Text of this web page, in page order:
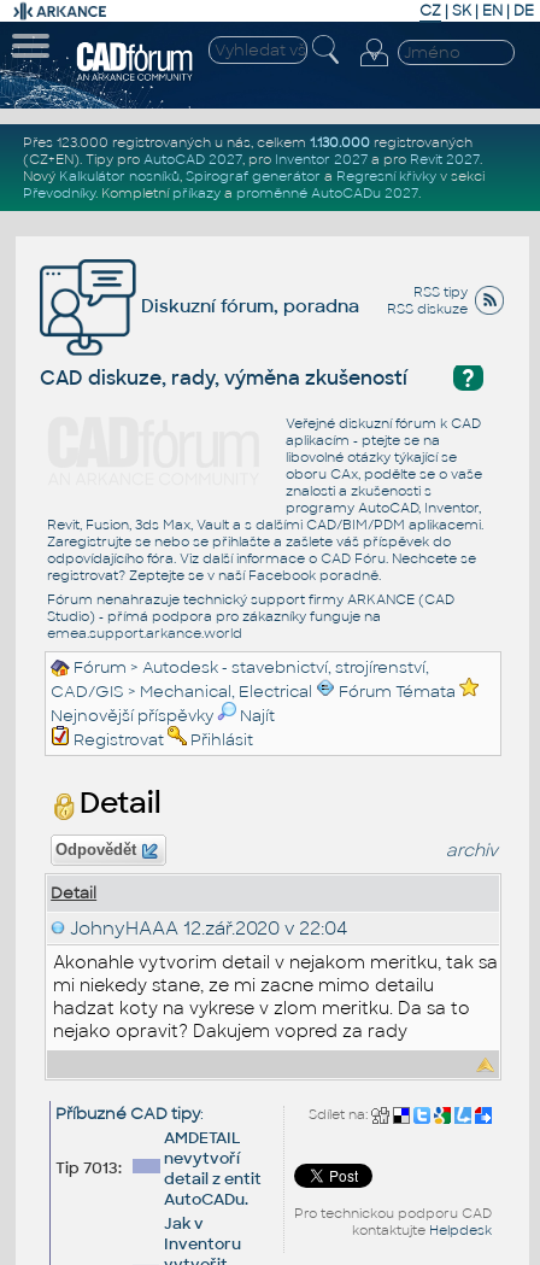
CZ | SK| EN | DE
Přes 123.000 registrovaných u nás, celkem 1.130.000registrovaných
(CZ+EN). Tipy pro AutoCAD 2027, pro Inventor 2027a pro Revit 2027.
Nový Kalkulátor nosníků, Spirograf generátor a Regresní křivkyv sekci
Převodníky. Kompletní příkazya proměnné AutoCADu 2027.
RSS tipy
RSS diskuze
Diskuzní fórum, poradna
?
CAD diskuze, rady, výměna zkušeností
Veřejné diskuzní fórum k CAD
aplikacím - ptejte se na
libovolné otázky týkající se
oboru CAx, podělte se o vaše
znalosti a zkušenosti s
programy AutoCAD, Inventor,
Revit, Fusion, 3ds Max, Vault a s dalšími CAD/BIM/PDM aplikacemi.
Zaregistrujte se nebo se přihlašte a zašlete váš příspěvek do
odpovídajícího fóra. Viz další informace o CAD Fóru. Nechcete se
registrovat? Zeptejte se v naší Facebook poradně.
Fórum nenahrazuje technický support firmy ARKANCE (CAD
Studio) - přímá podpora pro zákazníky funguje na
emea.support.arkance.world
Fórum >Autodesk - stavebnictví, strojírenství,
CAD/GIS > Mechanical, Electrical
Fórum Témata
Nejnovější příspěvky
Najít
Registrovat
Přihlásit
Detail
Odpovědět archiv
Detail
JohnyHAAA 12.zář.2020 v 22:04
Akonahle vytvorim detail v nejakom meritku, tak sa
mi niekedy stane, ze mi zacne mimo detailu
hadzat koty na vykrese v zlom meritku. Da sa to
nejako opravit? Dakujem vopred za rady
Sdílet na:
Pro technickou podporu CAD
kontaktujte Helpdesk
Příbuzné CAD tipy:
Tip 7013:
AMDETAIL
nevytvoří
detail z entit
AutoCADu.
Jak v
Inventoru